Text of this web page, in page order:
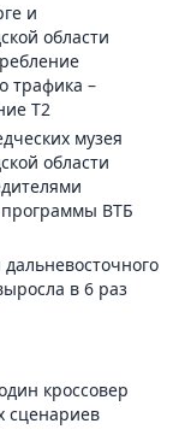
и
области
трафика –
T2
музея
области
программы ВТБ
в 6 раз
кроссовер
сценариев